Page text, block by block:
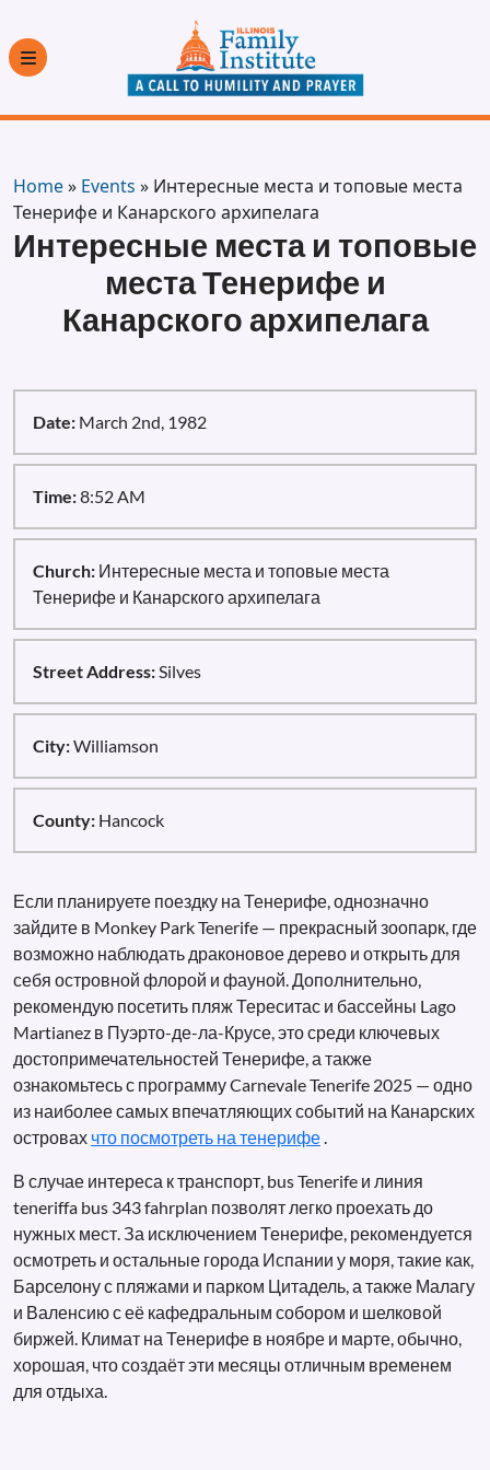
Home» Events » Интересные места и топовые места
Тенерифе и Канарского архипелага
Интересные места и топовые
места Тенерифе и
Канарского архипелага
Date: March 2nd, 1982
Time:8:52 AM
Church: Интересные места и топовые места
Тенерифе и Канарского архипелага
Street Address:Silves
City:Williamson
County: Hancock
Если планируете поездку на Тенерифе, однозначно
зайдите в Monkey Park Tenerife — прекрасный зоопарк, где
возможно наблюдать драконовое дерево и открыть для
себя островной флорой и фауной. Дополнительно,
рекомендую посетить пляж Тереситас и бассейны Lago
Martianez в Пуэрто-де-ла-Крусе, это среди ключевых
достопримечательностей Тенерифе, а также
ознакомьтесь с программу Carnevale Tenerife 2025 — одно
из наиболее самых впечатляющих событий на Канарских
островах что посмотреть на тенерифе.
В случае интереса к транспорт, bus Tenerife и линия
teneriffa bus 343 fahrplan позволят легко проехать до
нужных мест. За исключением Тенерифе, рекомендуется
осмотреть и остальные города Испании у моря, такие как,
Барселону с пляжами и парком Цитадель, а также Малагу
и Валенсию с её кафедральным собором и шелковой
биржей. Климат на Тенерифе в ноябре и марте, обычно,
хорошая, что создаёт эти месяцы отличным временем
для отдыха.